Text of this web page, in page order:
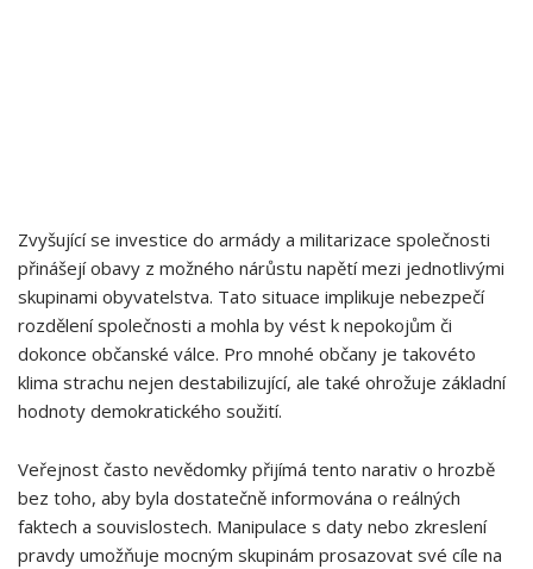
Zvyšující se investice do armády a militarizace společnosti
přinášejí obavy z možného nárůstu napětí mezi jednotlivými ​
skupinami obyvatelstva. Tato situace‌ implikuje nebezpečí
rozdělení společnosti a mohla by vést k nepokojům⁢ či
dokonce občanské válce. ⁣Pro mnohé občany je takovéto
klima strachu⁢ nejen destabilizující, ale také ohrožuje základní
hodnoty demokratického soužití.
Veřejnost často nevědomky přijímá ⁣tento narativ o hrozbě
bez ⁤toho, aby byla dostatečně informována o reálných
faktech a souvislostech. Manipulace s daty nebo zkreslení
pravdy umožňuje mocným skupinám prosazovat své cíle na